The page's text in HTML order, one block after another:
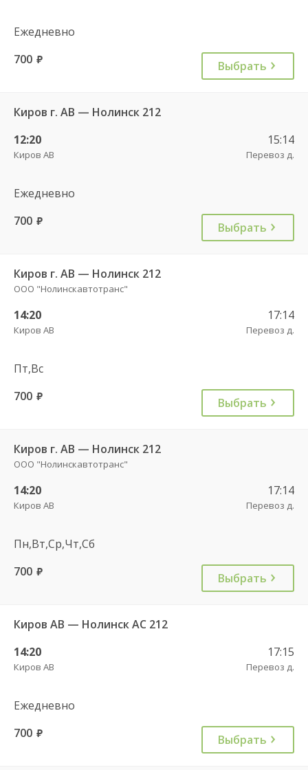
Ежедневно
700 руб. Выбрать
Киров г. АВ — Нолинск 212
12:20
Киров АВ
15:14
Перевоз д.
Ежедневно
700 руб. Выбрать
Киров г. АВ — Нолинск 212
ООО "Нолинскавтотранс"
14:20
Киров АВ
17:14
Перевоз д.
Пт,Вс
700 руб. Выбрать
Киров г. АВ — Нолинск 212
ООО "Нолинскавтотранс"
14:20
Киров АВ
17:14
Перевоз д.
Пн,Вт,Ср,Чт,Сб
700 руб. Выбрать
Киров АВ — Нолинск АС 212
14:20
Киров АВ
17:15
Перевоз д.
Ежедневно
700 руб. Выбрать